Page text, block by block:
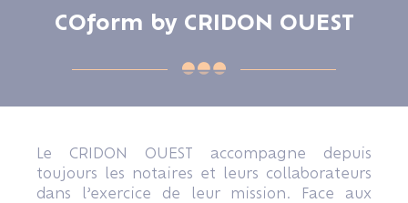
COform by CRIDON OUEST
Le CRIDON OUEST accompagne depuis
toujours les notaires et leurs collaborateurs
dans l’exercice de leur mission. Face aux